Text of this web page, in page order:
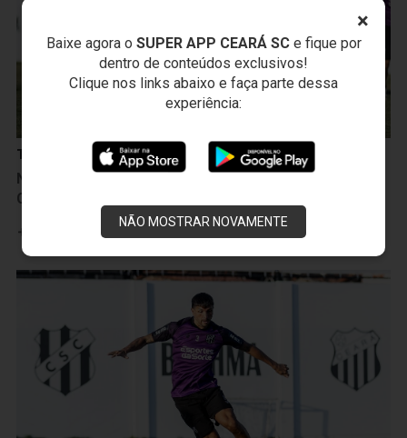
×
Baixe agora o SUPER APP CEARÁ SCe fique por
dentro de conteúdos exclusivos!
Clique nos links abaixo e faça parte dessa
experiência:
NÃO MOSTRAR NOVAMENTE
Treinos
Na manhã seguinte à vitória sobre a Ponte Preta,
Ceará inicia treinamentos para duelo com o Cuiabá